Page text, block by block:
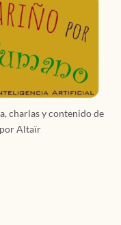
charlas y contenido de
por Altaïr